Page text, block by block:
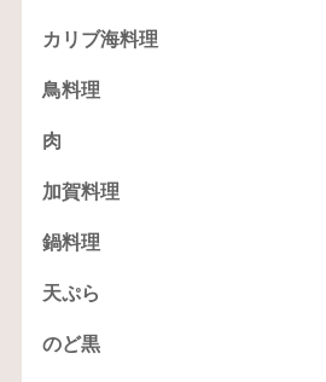
カリブ海料理
鳥料理
肉
加賀料理
鍋料理
天ぷら
のど黒